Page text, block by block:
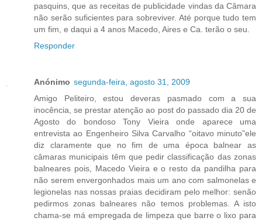
pasquins, que as receitas de publicidade vindas da Câmara
não serão suficientes para sobreviver. Até porque tudo tem
um fim, e daqui a 4 anos Macedo, Aires e Ca. terão o seu.
Responder
Anónimo segunda-feira, agosto 31, 2009
Amigo Peliteiro, estou deveras pasmado com a sua
inocência, se prestar atenção ao post do passado dia 20 de
Agosto do bondoso Tony Vieira onde aparece uma
entrevista ao Engenheiro Silva Carvalho “oitavo minuto”ele
diz claramente que no fim de uma época balnear as
câmaras municipais têm que pedir classificação das zonas
balneares pois, Macedo Vieira e o resto da pandilha para
não serem envergonhados mais um ano com salmonelas e
legionelas nas nossas praias decidiram pelo melhor: senão
pedirmos zonas balneares não temos problemas. A isto
chama-se má empregada de limpeza que barre o lixo para